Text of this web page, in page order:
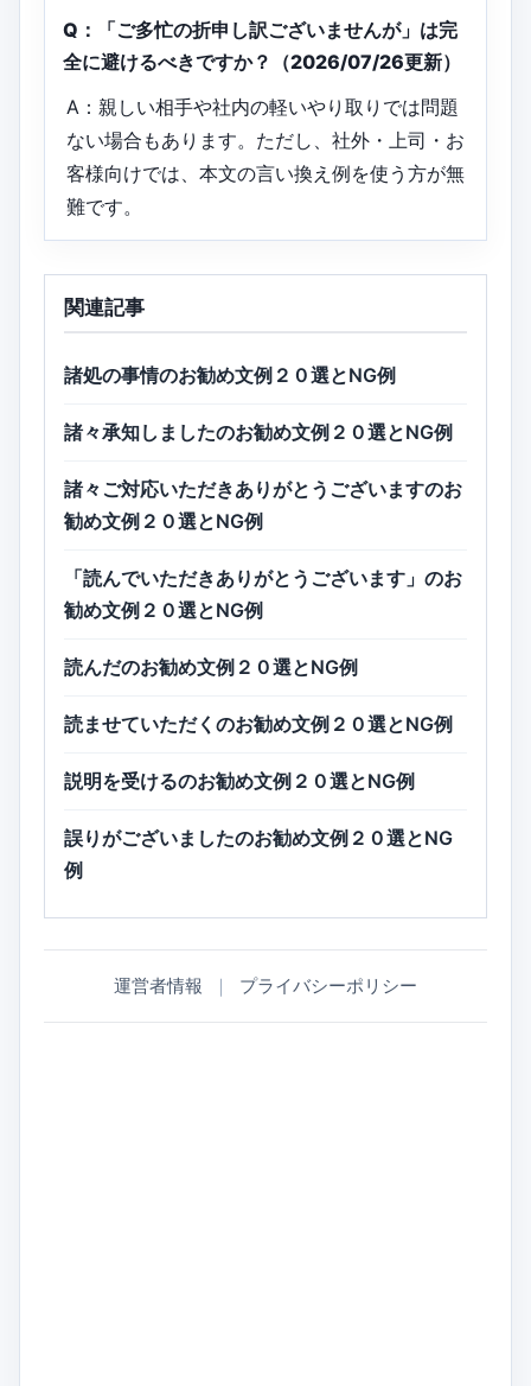
Q：「ご多忙の折申し訳ございませんが」は完
全に避けるべきですか？（2026/07/26更新）
A：親しい相手や社内の軽いやり取りでは問題
ない場合もあります。ただし、社外・上司・お
客様向けでは、本文の言い換え例を使う方が無
難です。
関連記事
諸処の事情のお勧め文例２０選とNG例
諸々承知しましたのお勧め文例２０選とNG例
諸々ご対応いただきありがとうございますのお
勧め文例２０選とNG例
「読んでいただきありがとうございます」のお
勧め文例２０選とNG例
読んだのお勧め文例２０選とNG例
読ませていただくのお勧め文例２０選とNG例
説明を受けるのお勧め文例２０選とNG例
誤りがございましたのお勧め文例２０選とNG
例
運営者情報 ｜ プライバシーポリシー